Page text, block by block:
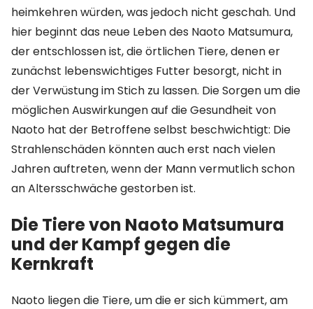
heimkehren würden, was jedoch nicht geschah. Und
hier beginnt das neue Leben des Naoto Matsumura,
der entschlossen ist, die örtlichen Tiere, denen er
zunächst lebenswichtiges Futter besorgt, nicht in
der Verwüstung im Stich zu lassen. Die Sorgen um die
möglichen Auswirkungen auf die Gesundheit von
Naoto hat der Betroffene selbst beschwichtigt: Die
Strahlenschäden könnten auch erst nach vielen
Jahren auftreten, wenn der Mann vermutlich schon
an Altersschwäche gestorben ist.
Die Tiere von Naoto Matsumura
und der Kampf gegen die
Kernkraft
Naoto liegen die Tiere, um die er sich kümmert, am